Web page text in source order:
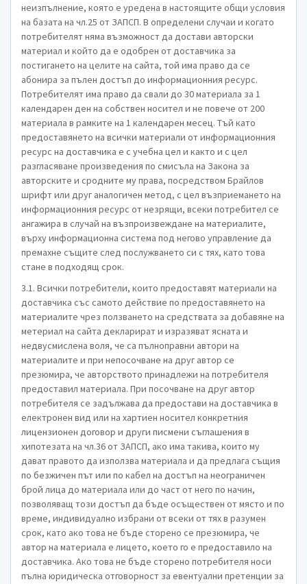
неизпълнение, която е уредена в настоящите общи условия
на базата на чл.25 от ЗАПСП. В определени случаи и когато
потребителят няма възможност да достави авторски
материал и който да е одобрен от доставчика за
постигането на целите на сайта, той има право да се
абонира за пълен достъп до информационния ресурс.
Потребителят има право да свали до 30 материала за 1
календарен ден на собствен носител и не повече от 200
материала в рамките на 1 календарен месец. Тъй като
предоставянето на всички материали от информационния
ресурс на доставчика е с учебна цел и както и с цел
разгласяване произведения по смисъла на Закона за
авторските и сродните му права, посредством Брайлов
шрифт или друг аналогичен метод, с цел възприемането на
информационния ресурс от незрящи, всеки потребител се
ангажира в случай на възпроизвеждане на материалите,
върху информационна система под негово управление да
премахне същите след послужването си с тях, като това
стане в подходящ срок.
3.1. Всички потребители, които предоставят материали на
доставчика със самото действие по предоставянето на
материалите чрез ползването на средствата за добавяне на
метериал на сайта декларират и изразяват ясната и
недвусмислена воля, че са пълноправни автори на
материалите и при непосочване на друг автор се
презюмира, че авторството принадлежи на потребителя
предоставил материала. При посочване на друг автор
потребителя се задължава да предостави на доставчика в
електронен вид или на хартиен носител конкретния
лицензионен договор и други писмени съглашения в
хипотезата на чл.36 от ЗАПСП, ако има такива, които му
дават правото да използва материала и да предлага същия
по безжичен път или по кабел на достъп на неограничен
брой лица до материала или до част от него по начин,
позволяващ този достъп да бъде осъществен от място и по
време, индивидуално избрани от всеки от тях в разумен
срок, като ако това не бъде сторено се презюмира, че
автор на материала е лицето, което го е предоставило на
доставчика. Ако това не бъде сторено потребителя носи
пълна юридическа отговорност за евентуални претенции за